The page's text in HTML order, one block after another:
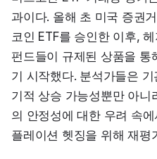
과이다. 올해 초 미국 증권
코인 ETF를 승인한 이후,
펀드들이 규제된 상품을
기 시작했다. 분석가들은
기적 상승 가능성뿐만 아니
의 안정성에 대한 우려 속
플레이션 헷징을 위해 재평